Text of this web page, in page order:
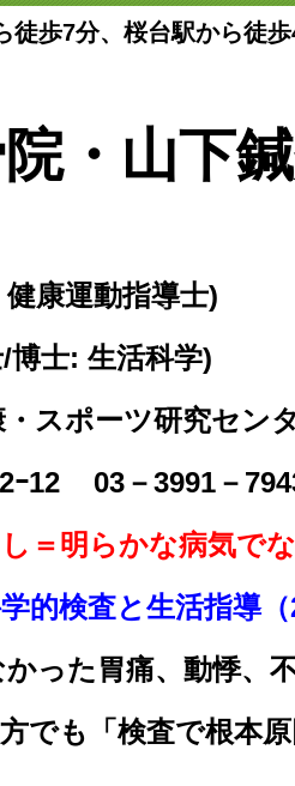
徒歩7分、桜台駅から徒
・山下
康運動指導士)
博士: 生活科学)
スポーツ研究セン
ｰ12
03－3991－
＝明らかな病気で
的検査と生活指導
った胃痛、動悸、
でも「検査で根本